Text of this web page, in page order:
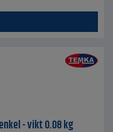
- vikt 0.08 kg